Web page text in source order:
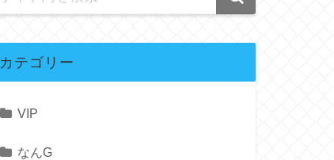
カテゴリー
VIP
なんG